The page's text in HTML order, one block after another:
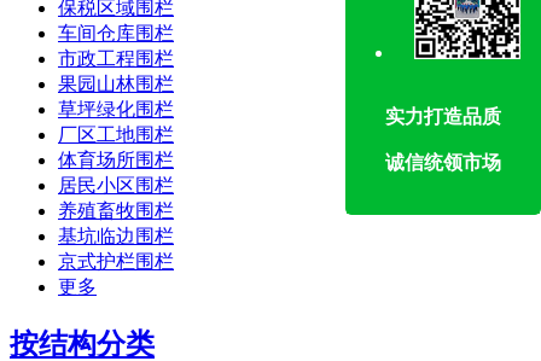
保税区域围栏
车间仓库围栏
市政工程围栏
果园山林围栏
草坪绿化围栏
厂区工地围栏
体育场所围栏
居民小区围栏
养殖畜牧围栏
基坑临边围栏
京式护栏围栏
更多
按结构分类
实力打造品质
诚信统领市场